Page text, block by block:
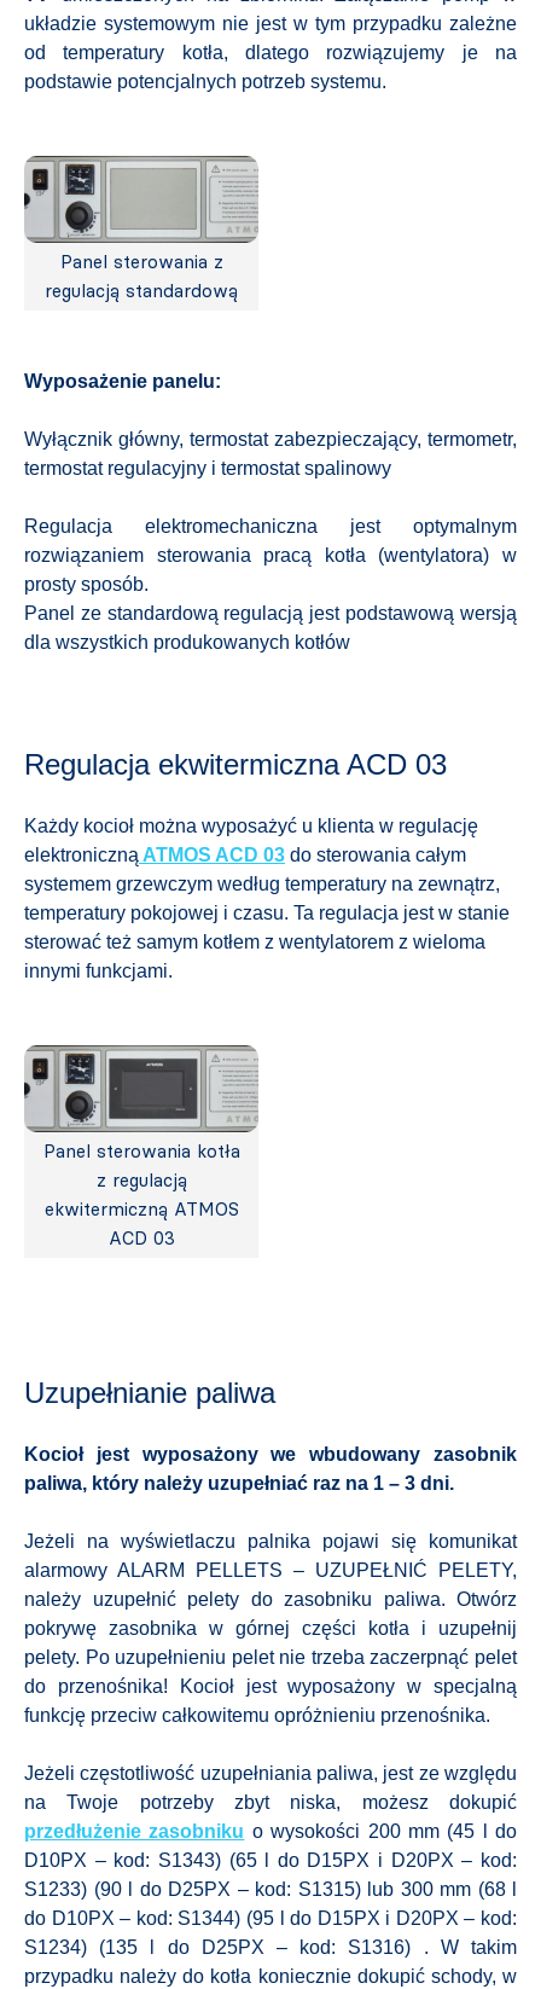
układzie systemowym nie jest w tym przypadku zależne
od temperatury kotła, dlatego rozwiązujemy je na
podstawie potencjalnych potrzeb systemu.
Panel sterowania z
regulacją standardową
Wyposażenie panelu:
Wyłącznik główny, termostat zabezpieczający, termometr,
termostat regulacyjny i termostat spalinowy
Regulacja elektromechaniczna jest optymalnym
rozwiązaniem sterowania pracą kotła (wentylatora) w
prosty sposób.
Panel ze standardową regulacją jest podstawową wersją
dla wszystkich produkowanych kotłów
Regulacja ekwitermiczna ACD 03
Każdy kocioł można wyposażyć u klienta w regulację
elektroniczną ATMOS ACD 03 do sterowania całym
systemem grzewczym według temperatury na zewnątrz,
temperatury pokojowej i czasu. Ta regulacja jest w stanie
sterować też samym kotłem z wentylatorem z wieloma
innymi funkcjami.
Panel sterowania kotła
z regulacją
ekwitermiczną ATMOS
ACD 03
Uzupełnianie paliwa
Kocioł jest wyposażony we wbudowany zasobnik
paliwa, który należy uzupełniać raz na 1 – 3 dni.
Jeżeli na wyświetlaczu palnika pojawi się komunikat
alarmowy ALARM PELLETS – UZUPEŁNIĆ PELETY,
należy uzupełnić pelety do zasobniku paliwa. Otwórz
pokrywę zasobnika w górnej części kotła i uzupełnij
pelety. Po uzupełnieniu pelet nie trzeba zaczerpnąć pelet
do przenośnika! Kocioł jest wyposażony w specjalną
funkcję przeciw całkowitemu opróżnieniu przenośnika.
Jeżeli częstotliwość uzupełniania paliwa, jest ze względu
na Twoje potrzeby zbyt niska, możesz dokupić
przedłużenie zasobniku o wysokości 200 mm (45 l do
D10PX – kod: S1343) (65 l do D15PX i D20PX – kod:
S1233) (90 l do D25PX – kod: S1315) lub 300 mm (68 l
do D10PX – kod: S1344) (95 l do D15PX i D20PX – kod:
S1234) (135 l do D25PX – kod: S1316) . W takim
przypadku należy do kotła koniecznie dokupić schody, w